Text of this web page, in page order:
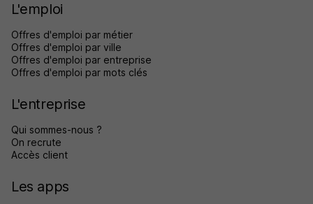
L'emploi
Offres d'emploi par métier
Offres d'emploi par ville
Offres d'emploi par entreprise
Offres d'emploi par mots clés
L'entreprise
Qui sommes-nous ?
On recrute
Accès client
Les apps